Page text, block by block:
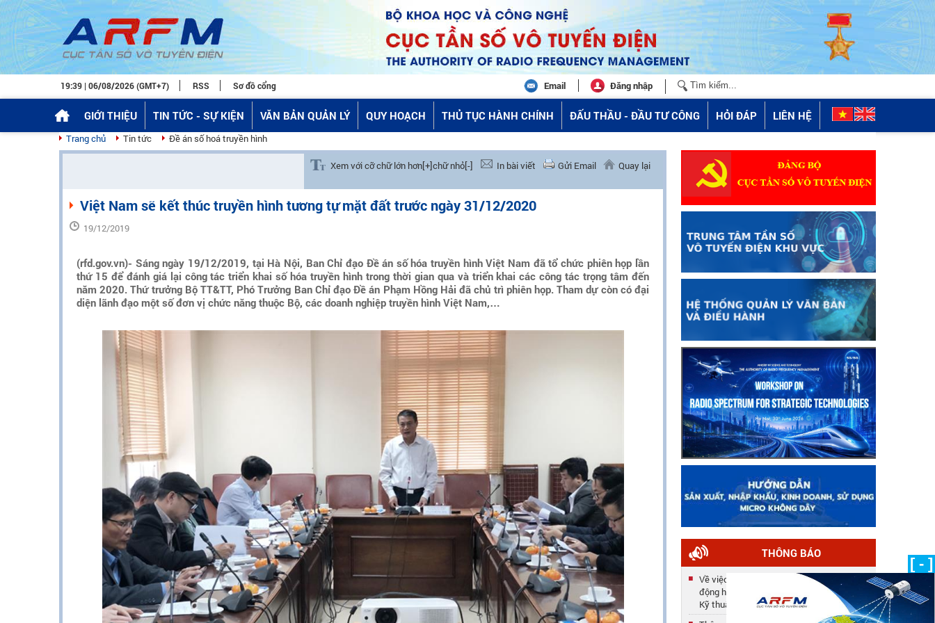
19:39 | 06/08/2026 (GMT+7) RSS Sơ đồ cổng Email Đăng nhập
GIỚI THIỆU TIN TỨC - SỰ KIỆN VĂN BẢN QUẢN LÝ QUY HOẠCH THỦ TỤC HÀNH CHÍNH ĐẤU THẦU - ĐẦU TƯ CÔNG HỎI ĐÁP LIÊN HỆ
Trang chủ Tin tức Đề án số hoá truyền hình
Xem với cỡ chữ lớn hơn[+]chữ nhỏ[-] In bài viết Gửi Email Quay lại
Việt Nam sẽ kết thúc truyền hình tương tự mặt đất trước ngày 31/12/2020
19/12/2019
(rfd.gov.vn)- Sáng ngày 19/12/2019, tại Hà Nội, Ban Chỉ đạo Đề án số hóa truyền hình Việt Nam đã tổ chức phiên họp lần
thứ 15 để đánh giá lại công tác triển khai số hóa truyền hình trong thời gian qua và triển khai các công tác trọng tâm đến
năm 2020. Thứ trưởng Bộ TT&TT, Phó Trưởng Ban Chỉ đạo Đề án Phạm Hồng Hải đã chủ trì phiên họp. Tham dự còn có đại
diện lãnh đạo một số đơn vị chức năng thuộc Bộ, các doanh nghiệp truyền hình Việt Nam,…
THÔNG BÁO
Về việc công nhận kết quả tuyển dụng lao
động hợp đồng năm 2025 của Trung tâm
Kỹ thuật
[ - ]